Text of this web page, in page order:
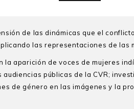
de las dinámicas que el
las representaciones de
aparición de voces de mujeres
públicas de la CVR;
de género en las imágenes y la